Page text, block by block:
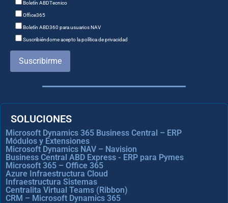
Boletín ABDTecnico
Office365
Boletín ABD360 para usuarios NAV
Suscribiéndome acepto la política de privacidad
Suscribirme
SOLUCIONES
Microsoft Dynamics 365 Business Central – ERP
Módulos y Extensiones
Microsoft Dynamics NAV – Navision
Business Central ABD Express - ERP para Pymes
Microsoft 365 – Office 365
Azure Infraestructura Cloud
Infraestructura Sistemas
Centralita Virtual Teams (Ribbon)
CRM – Microsoft Dynamics 365